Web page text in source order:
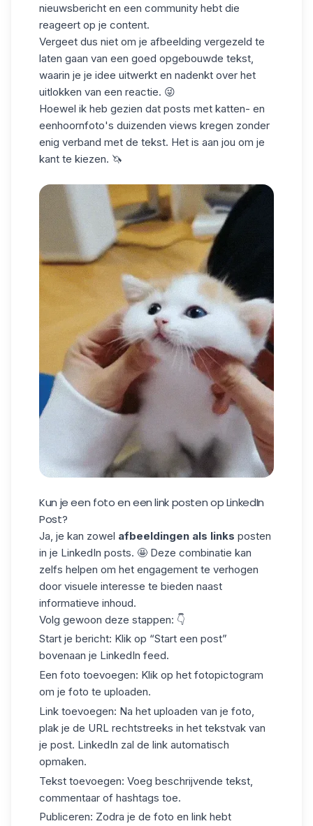
nieuwsbericht en een community hebt die
reageert op je content.
Vergeet dus niet om je afbeelding vergezeld te
laten gaan van een goed opgebouwde tekst,
waarin je je idee uitwerkt en nadenkt over het
uitlokken van een reactie. 😜
Hoewel ik heb gezien dat posts met katten- en
eenhoornfoto's duizenden views kregen zonder
enig verband met de tekst. Het is aan jou om je
kant te kiezen. 🦄
Kun je een foto en een link posten op LinkedIn
Post?
Ja, je kan zowel afbeeldingen als links posten
in je LinkedIn posts. 🤩 Deze combinatie kan
zelfs helpen om het engagement te verhogen
door visuele interesse te bieden naast
informatieve inhoud.
Volg gewoon deze stappen: 👇
Start je bericht: Klik op “Start een post”
bovenaan je LinkedIn feed.
Een foto toevoegen: Klik op het fotopictogram
om je foto te uploaden.
Link toevoegen: Na het uploaden van je foto,
plak je de URL rechtstreeks in het tekstvak van
je post. LinkedIn zal de link automatisch
opmaken.
Tekst toevoegen: Voeg beschrijvende tekst,
commentaar of hashtags toe.
Publiceren: Zodra je de foto en link hebt